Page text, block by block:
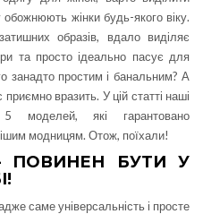
жінки будь-якого віку.
образів, вдало виділяє
та просто ідеально пасує для
занадто простим і банальним? А
вразить. У цій статті наші
моделей, які гарантовано
модницям. Отож, поїхали!
ПОВИНЕН БУТИ У
саме універсальність і просте